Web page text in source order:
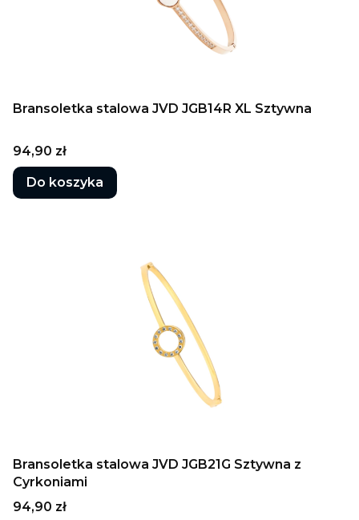
Bransoletka stalowa JVD JGB14R XL Sztywna
Cena
94,90 zł
Do koszyka
Bransoletka stalowa JVD JGB21G Sztywna z
Cyrkoniami
Cena
94,90 zł